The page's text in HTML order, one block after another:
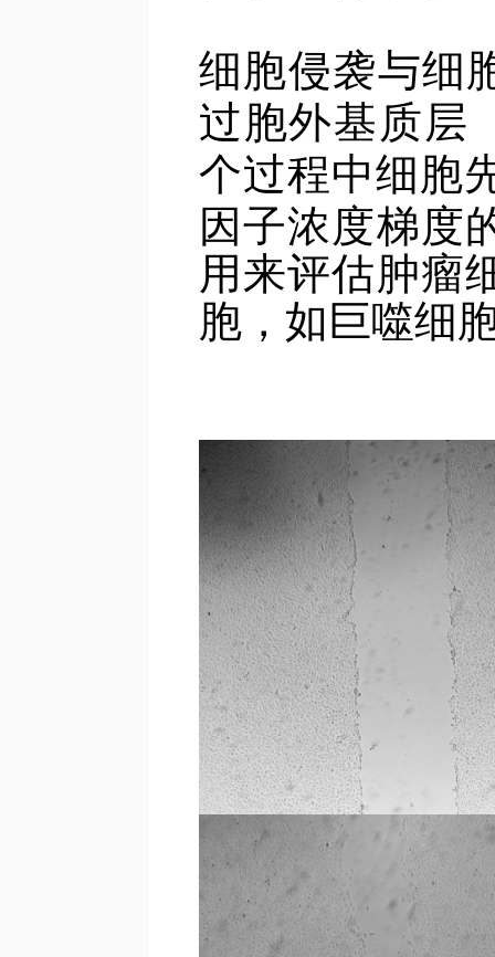
细胞侵袭与细
过胞外基质层
个过程中细胞
因子浓度梯度
用来评估肿瘤
胞，如巨噬细